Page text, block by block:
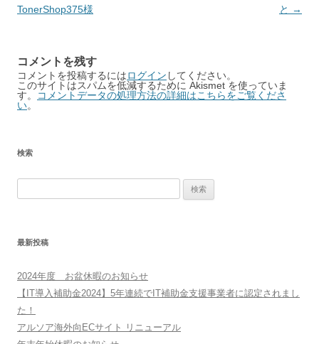
navigation
TonerShop375様
と →
コメントを残す
コメントを投稿するにはログイン してください。
このサイトはスパムを低減するために Akismet を使っていま
す。
コメントデータの処理方法の詳細はこちらをご覧くださ
い。
検索
最新投稿
2024年度 お盆休暇のお知らせ
【IT導入補助金2024】5年連続でIT補助金支援事業者に認定されまし
た！
アルソア海外向ECサイト リニューアル